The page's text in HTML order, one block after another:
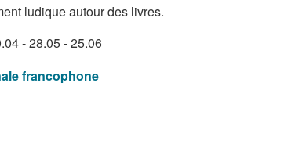
ludique autour des livres.
- 28.05 - 25.06
francophone